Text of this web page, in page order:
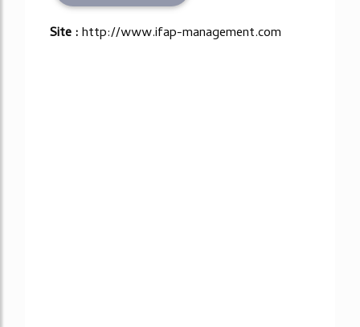
Site :http://www.ifap-management.com